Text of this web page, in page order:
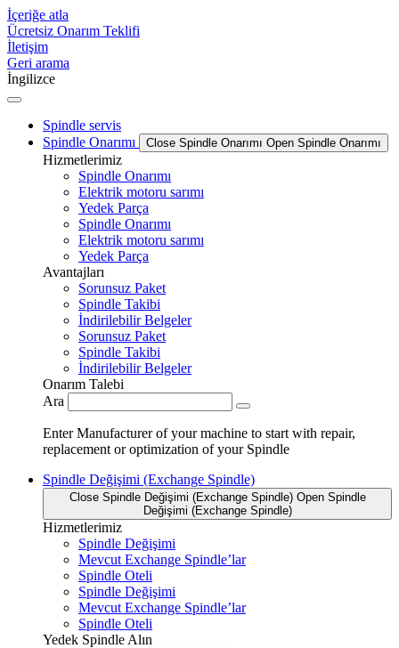
İçeriğe atla
Ücretsiz Onarım Teklifi
İletişim
Geri arama
İngilizce
Spindle servis
Spindle Onarımı
Close Spindle Onarımı Open Spindle Onarımı
Hizmetlerimiz
Spindle Onarımı
Elektrik motoru sarımı
Yedek Parça
Spindle Onarımı
Elektrik motoru sarımı
Yedek Parça
Avantajları
Sorunsuz Paket
Spindle Takibi
İndirilebilir Belgeler
Sorunsuz Paket
Spindle Takibi
İndirilebilir Belgeler
Onarım Talebi
Ara
Enter Manufacturer of your machine to start with repair,
replacement or optimization of your Spindle
Spindle Değişimi (Exchange Spindle)
Close Spindle Değişimi (Exchange Spindle) Open Spindle
Değişimi (Exchange Spindle)
Hizmetlerimiz
Spindle Değişimi
Mevcut Exchange Spindle’lar
Spindle Oteli
Spindle Değişimi
Mevcut Exchange Spindle’lar
Spindle Oteli
Yedek Spindle Alın